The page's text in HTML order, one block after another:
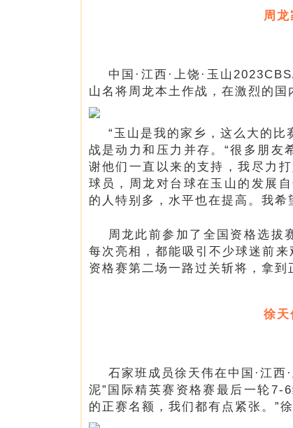
周
中国·江西·上饶·玉山
山名将周龙本土作战，在激烈的国
“玉山是我的家乡，这么大的
战是动力和压力并存。“很多朋友
谢他们一直以来的支持，我尽力
球员，周龙对台球在玉山的发展
的人特别多，水平也在提高。我
周龙此前参加了全国资格选拔
每次亮相，都能吸引不少球迷前
资格赛第二场一路过关斩将，拿
徐天
石家班成员徐天伟在中国·江西
泥”国际精英赛资格赛最后一轮7-
的正赛名额，我们都有点紧张。”徐